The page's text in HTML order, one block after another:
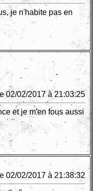
je n'habite pas en
02/02/2017 à 21:03:25
et je m'en fous aussi
le 02/02/2017 à 21:38:32